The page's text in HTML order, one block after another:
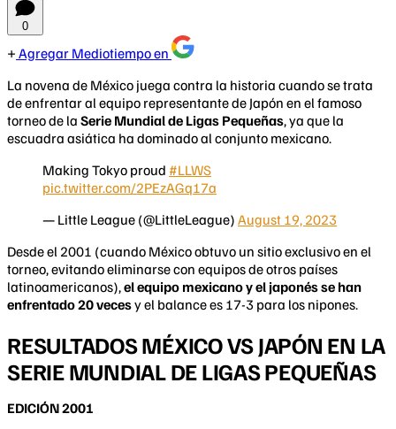
0
Agregar Mediotiempo en
La novena de México juega contra la historia cuando se trata
de enfrentar al equipo representante de Japón en el famoso
torneo de la Serie Mundial de Ligas Pequeñas, ya que la
escuadra asiática ha dominado al conjunto mexicano.
Making Tokyo proud #LLWS
pic.twitter.com/2PEzAGq17a
— Little League (@LittleLeague) August 19, 2023
Desde el 2001 (cuando México obtuvo un sitio exclusivo en el
torneo, evitando eliminarse con equipos de otros países
latinoamericanos),el equipo mexicano y el japonés se han
enfrentado 20 vecesy el balance es 17-3 para los nipones.
RESULTADOS MÉXICO VS JAPÓN EN LA
SERIE MUNDIAL DE LIGAS PEQUEÑAS
EDICIÓN 2001